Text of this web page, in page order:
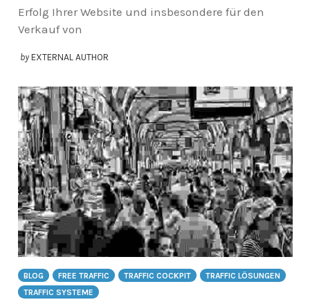
Erfolg Ihrer Website und insbesondere für den
Verkauf von
by EXTERNAL AUTHOR
BLOG FREE TRAFFIC TRAFFIC COCKPIT
TRAFFIC LÖSUNGEN
TRAFFIC SYSTEME